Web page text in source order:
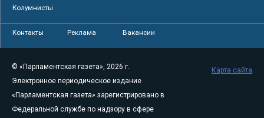
Колумнисты
Контакты Реклама Вакансии
© «Парламентская газета», 2026 г.
Электронное периодическое издание
«Парламентская газета» зарегистрировано в
Федеральной службе по надзору в сфере
Карта сайта